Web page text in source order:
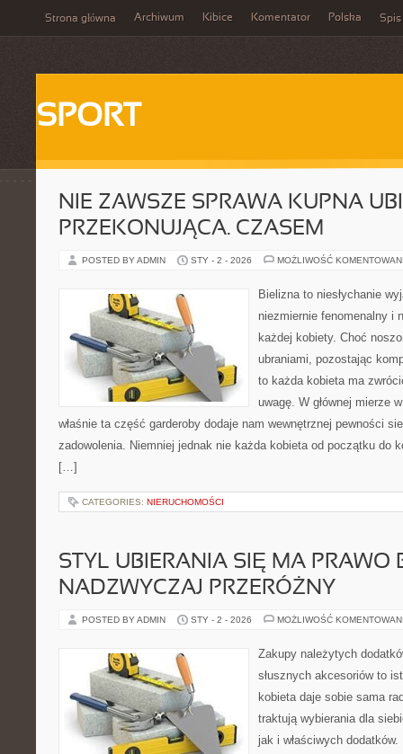
Strona główna Archiwum Kibice Komentator Polska Spis
SPORT
NIE ZAWSZE SPRAWA KUPNA
PRZEKONUJĄCA. CZASEM
POSTED BY ADMIN STY - 2 - 2026 MOŻLIWOŚĆ
Bielizna to niesłychanie
niezmiernie fenomenalny i
każdej kobiety. Choć
ubraniami, pozostając
to każda kobieta ma
uwagę. W głównej mierze
właśnie ta część garderoby dodaje nam wewnętrznej pewności
zadowolenia. Niemniej jednak nie każda kobieta od początku do
[…]
CATEGORIES: NIERUCHOMOŚCI
STYL UBIERANIA SIĘ MA PRAWO
NADZWYCZAJ PRZERÓŻNY
POSTED BY ADMIN STY - 2 - 2026 MOŻLIWOŚĆ
Zakupy należytych
słusznych akcesoriów to
kobieta daje sobie sama
traktują wybierania dla
jak i właściwych